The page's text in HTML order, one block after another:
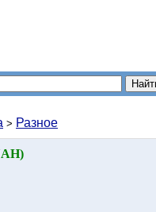
> Разное